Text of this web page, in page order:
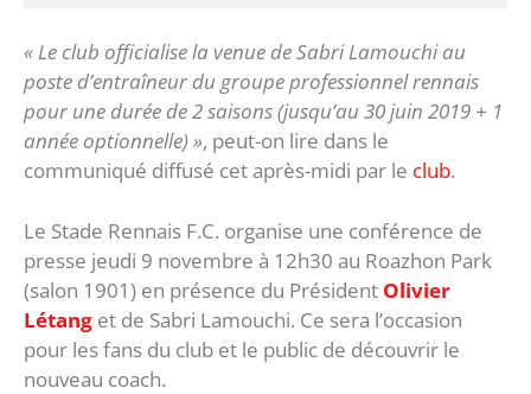
« Le club officialise la venue de Sabri Lamouchi au
poste d’entraîneur du groupe professionnel rennais
pour une durée de 2 saisons (jusqu’au 30 juin 2019 + 1
année optionnelle) », peut-on lire dans le
communiqué diffusé cet après-midi par le club.
Le Stade Rennais F.C. organise une conférence de
presse jeudi 9 novembre à 12h30 au Roazhon Park
(salon 1901) en présence du Président Olivier
Létang et de Sabri Lamouchi. Ce sera l’occasion
pour les fans du club et le public de découvrir le
nouveau coach.